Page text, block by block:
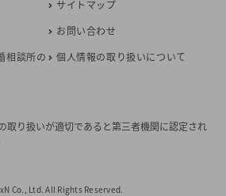
サイトマップ
お問い合わせ
相談所の
個人情報の取り扱いについて
取り扱いが適切であると第三者機関に認定され
Co., Ltd. All Rights Reserved.